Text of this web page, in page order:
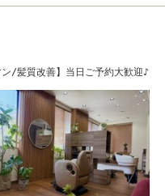
/髪質改善】当日ご予約大歓迎♪